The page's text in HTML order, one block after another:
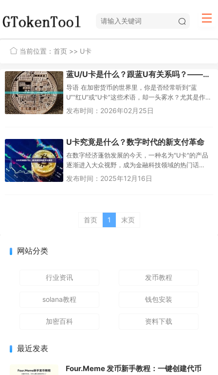
当前位置： 首页 >> U卡
蓝U/U卡是什么？跟蓝U有关系吗？——新手详解加密货币支付工具
导语 在加密货币的世界里，你是否经常听到“蓝
U”“红U”或“U卡”这些术语，却一头雾水？尤其是作
为新手，面对USDT（泰达币）这种稳定币的各种变
发布时间：2026年02月25日
U卡究竟是什么？数字时代的新支付革命
在数字经济蓬勃发展的今天，一种名为"U卡"的产品
逐渐进入大众视野，成为金融科技领域的热门话
题。无论是社交媒体上的讨论，还是消费场...
发布时间：2025年12月16日
首页 1 末页
网站分类
行业资讯 发币教程
solana教程 钱包安装
加密百科 资料下载
最近发表
Four.Meme 发币新手教程：一键创建代币